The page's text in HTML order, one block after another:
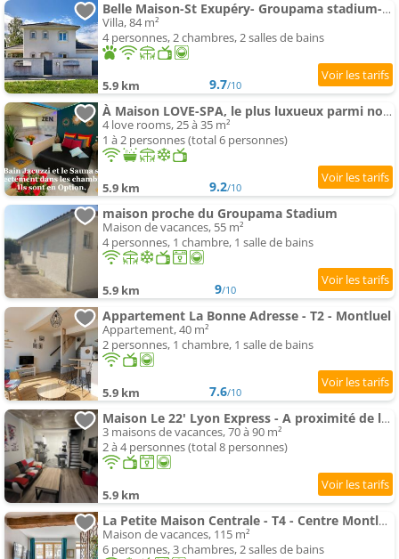
Belle Maison-St Exupéry- Groupama stadium-Viarhona-T3
Villa, 84 m²
4 personnes, 2 chambres, 2 salles de bains
5.9 km 9.7/10
À Maison LOVE-SPA, le plus luxueux parmi nos 2 établissements
4 love rooms, 25 à 35 m²
1 à 2 personnes (total 6 personnes)
5.9 km 9.2/10
maison proche du Groupama Stadium
Maison de vacances, 55 m²
4 personnes, 1 chambre, 1 salle de bains
5.9 km 9/10
Appartement La Bonne Adresse - T2 - Montluel
Appartement, 40 m²
2 personnes, 1 chambre, 1 salle de bains
5.9 km 7.6/10
Maison Le 22' Lyon Express - A proximité de la La Plaine de l'Ain
3 maisons de vacances, 70 à 90 m²
2 à 4 personnes (total 8 personnes)
5.9 km
La Petite Maison Centrale - T4 - Centre Montluel
Maison de vacances, 115 m²
6 personnes, 3 chambres, 2 salles de bains